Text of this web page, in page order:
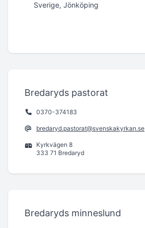
Sverige, Jönköping
Bredaryds pastorat
0370-374183
bredaryd.pastorat@svenskakyrkan.se
Kyrkvägen 8
333 71 Bredaryd
Bredaryds minneslund